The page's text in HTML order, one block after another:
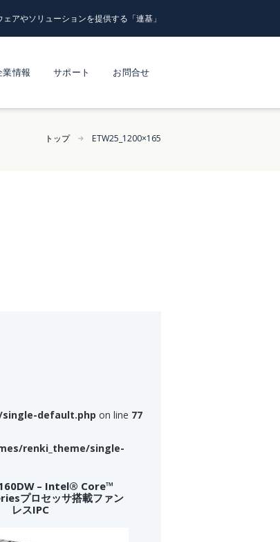
アやソリューションを提供する「連基」
業情報 サポート お問合せ
トップ ETW25_1200×165
default.php on line 77
renki_theme/single-
– Intel® Core™
プロセッサ搭載ファン
レスIPC